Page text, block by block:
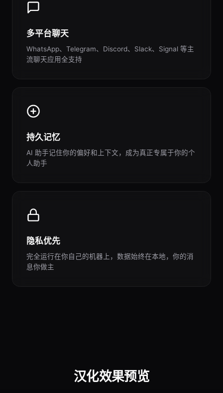
多平台聊天
WhatsApp、Telegram、Discord、Slack、Signal 等主
流聊天应用全支持
持久记忆
AI 助手记住你的偏好和上下文，成为真正专属于你的个
人助手
隐私优先
完全运行在你自己的机器上，数据始终在本地，你的消
息你做主
汉化效果预览